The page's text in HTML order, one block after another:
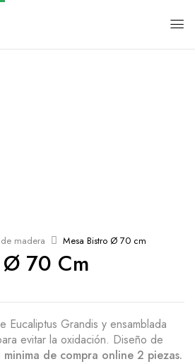
madera Mesa Bistro Ø 70 cm
Ø 70 Cm
Eucaliptus Grandis y ensamblada
evitar la oxidación. Diseño de
de compra online 2 piezas.